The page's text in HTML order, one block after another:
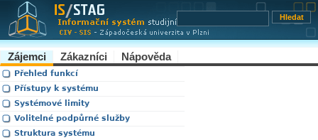
Zájemci Zákazníci Nápověda
Přehled funkcí
Přístupy k systému
Systémové limity
Volitelné podpůrné služby
Struktura systému